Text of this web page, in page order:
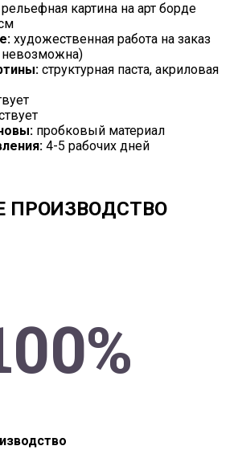
рельефная картина на арт борде
художественная работа на заказ
невозможна)
структурная паста, акриловая
пробковый материал
4-5 рабочих дней
ПРОИЗВОДСТВО